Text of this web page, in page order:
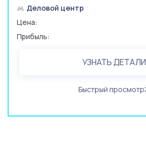
Деловой центр
Цена:
Прибыль:
УЗНАТЬ ДЕТАЛИ
Быстрый просмотр